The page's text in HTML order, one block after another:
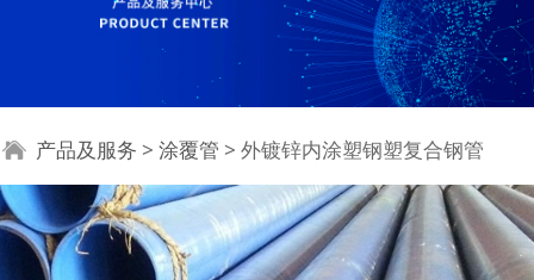
外镀锌内涂塑钢塑复合
钢管
产品及服务 > 涂覆管 > 外镀锌内涂塑钢塑复合钢管